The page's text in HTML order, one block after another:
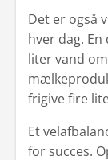
Det er også
hver dag. En
liter vand
frigive fire
Et
for succes.